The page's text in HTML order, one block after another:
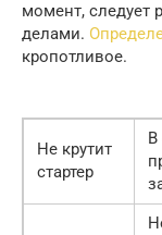
момент, следует
делами.
кропотливое.
Не крутит
стартер
В